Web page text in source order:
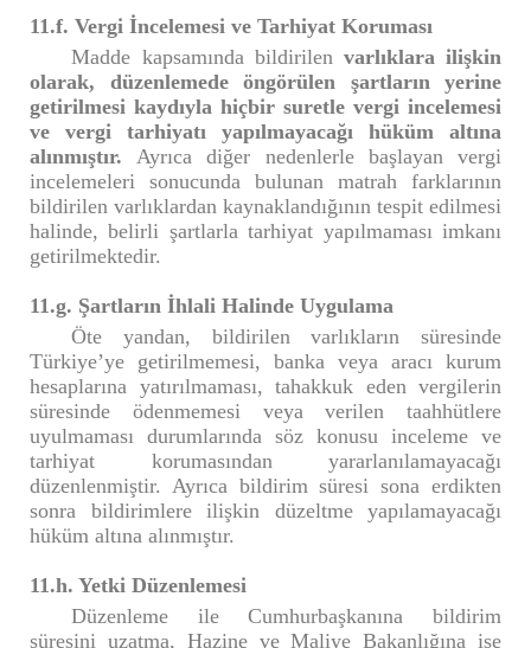
11.f. Vergi İncelemesi ve Tarhiyat Koruması
Madde kapsamında bildirilen varlıklara ilişkin
olarak, düzenlemede öngörülen şartların yerine
getirilmesi kaydıyla hiçbir suretle vergi incelemesi
ve vergi tarhiyatı yapılmayacağı hüküm altına
alınmıştır.Ayrıca diğer nedenlerle başlayan vergi
incelemeleri sonucunda bulunan matrah farklarının
bildirilen varlıklardan kaynaklandığının tespit edilmesi
halinde, belirli şartlarla tarhiyat yapılmaması imkanı
getirilmektedir.
11.g. Şartların İhlali Halinde Uygulama
Öte yandan, bildirilen varlıkların süresinde
Türkiye’ye getirilmemesi, banka veya aracı kurum
hesaplarına yatırılmaması, tahakkuk eden vergilerin
süresinde ödenmemesi veya verilen taahhütlere
uyulmaması durumlarında söz konusu inceleme ve
tarhiyat korumasından yararlanılamayacağı
düzenlenmiştir. Ayrıca bildirim süresi sona erdikten
sonra bildirimlere ilişkin düzeltme yapılamayacağı
hüküm altına alınmıştır.
11.h. Yetki Düzenlemesi
Düzenleme ile Cumhurbaşkanına bildirim
süresini uzatma, Hazine ve Maliye Bakanlığına ise